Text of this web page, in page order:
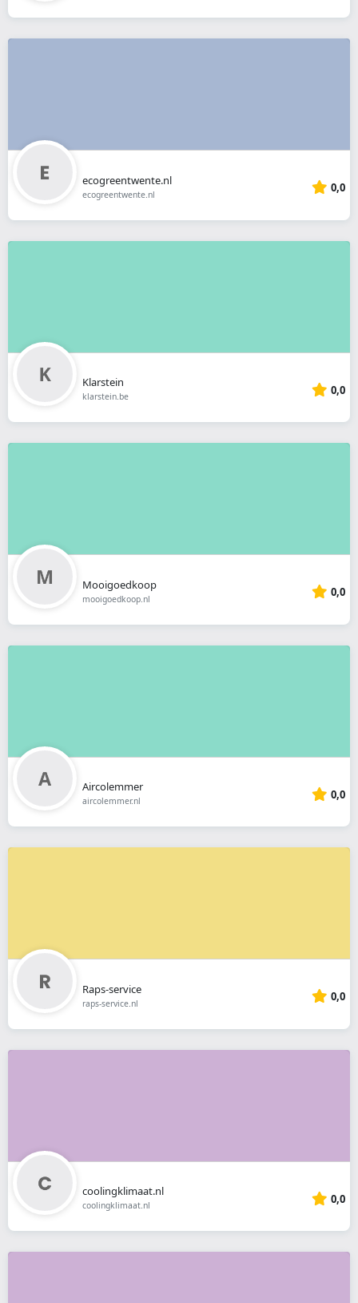
ecogreentwente.nl
ecogreentwente.nl 0,0
Klarstein
klarstein.be 0,0
Mooigoedkoop
mooigoedkoop.nl 0,0
Aircolemmer
aircolemmer.nl 0,0
Raps-service
raps-service.nl 0,0
coolingklimaat.nl
coolingklimaat.nl 0,0